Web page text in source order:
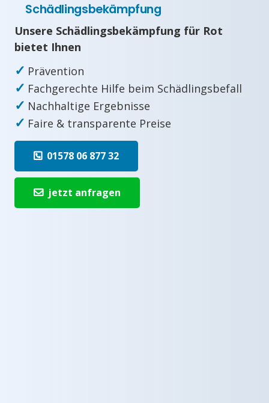
Schädlingsbekämpfung
Unsere Schädlingsbekämpfung für Rot
bietet Ihnen
✓ Prävention
✓ Fachgerechte Hilfe beim Schädlingsbefall
✓ Nachhaltige Ergebnisse
✓ Faire & transparente Preise
01578 06 877 32
jetzt anfragen